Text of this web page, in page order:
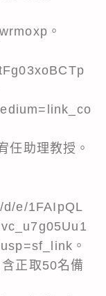
。
任助理教授。
e/1FAIpQL
。
正取50名備